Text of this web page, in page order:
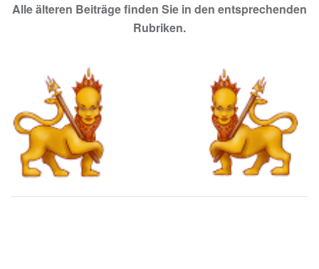
Alle älteren Beiträge finden Sie in den entsprechenden
Rubriken.